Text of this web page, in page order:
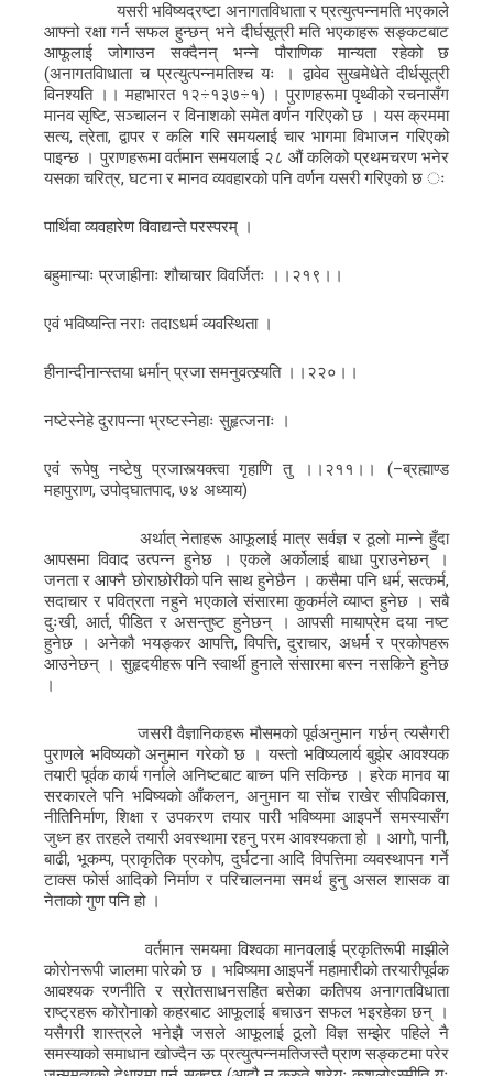
यसरी भविष्यद्रष्टा अनागतविधाता र प्रत्युत्पन्नमति भएकाले
आफ्नो रक्षा गर्न सफल हुन्छन् भने दीर्घसूत्री मति भएकाहरू सङ्कटबाट
आफूलाई जोगाउन सक्दैनन् भन्ने पौराणिक मान्यता रहेको छ
(अनागतविाधाता च प्रत्युत्पन्नमतिश्च यः । द्वावेव सुखमेधेते दीर्धसूत्री
विनश्यति ।। महाभारत १२÷१३७÷१) । पुराणहरूमा पृथ्वीको रचनासँग
मानव सृष्टि, सञ्चालन र विनाशको समेत वर्णन गरिएको छ । यस क्रममा
सत्य, त्रेता, द्वापर र कलि गरि समयलाई चार भागमा विभाजन गरिएको
पाइन्छ । पुराणहरूमा वर्तमान समयलाई २८ औं कलिको प्रथमचरण भनेर
यसका चरित्र, घटना र मानव व्यवहारको पनि वर्णन यसरी गरिएको छ ः
पार्थिवा व्यवहारेण विवाद्यन्ते परस्परम् ।
बहुमान्याः प्रजाहीनाः शौचाचार विवर्जितः ।।२१९।।
एवं भविष्यन्ति नराः तदाऽधर्म व्यवस्थिता ।
हीनान्दीनान्स्तया धर्मान् प्रजा समनुवत्स्र्यति ।।२२०।।
नष्टेस्नेहे दुरापन्ना भ्रष्टस्नेहाः सुहृत्जनाः ।
एवं रूपेषु नष्टेषु प्रजास्त्यक्त्वा गृहाणि तु ।।२११।। (–ब्रह्माण्ड
महापुराण, उपोद्घातपाद, ७४ अध्याय)
अर्थात् नेताहरू आफूलाई मात्र सर्वज्ञ र ठूलो मान्ने हुँदा
आपसमा विवाद उत्पन्न हुनेछ । एकले अर्कोलाई बाधा पुराउनेछन् ।
जनता र आफ्नै छोराछोरीको पनि साथ हुनेछैन । कसैमा पनि धर्म, सत्कर्म,
सदाचार र पवित्रता नहुने भएकाले संसारमा कुकर्मले व्याप्त हुनेछ । सबै
दुःखी, आर्त, पीडित र असन्तुष्ट हुनेछन् । आपसी मायाप्रेम दया नष्ट
हुनेछ । अनेकौ भयङ्कर आपत्ति, विपत्ति, दुराचार, अधर्म र प्रकोपहरू
आउनेछन् । सुहृदयीहरू पनि स्वार्थी हुनाले संसारमा बस्न नसकिने हुनेछ
।
जसरी वैज्ञानिकहरू मौसमको पूर्वअनुमान गर्छन् त्यसैगरी
पुराणले भविष्यको अनुमान गरेको छ । यस्तो भविष्यलार्य बुझेर आवश्यक
तयारी पूर्वक कार्य गर्नाले अनिष्टबाट बाच्न पनि सकिन्छ । हरेक मानव या
सरकारले पनि भविष्यको आँकलन, अनुमान या सोंच राखेर सीपविकास,
नीतिनिर्माण, शिक्षा र उपकरण तयार पारी भविष्यमा आइपर्ने समस्यासँग
जुध्न हर तरहले तयारी अवस्थामा रहनु परम आवश्यकता हो । आगो, पानी,
बाढी, भूकम्प, प्राकृतिक प्रकोप, दुर्घटना आदि विपत्तिमा व्यवस्थापन गर्ने
टाक्स फोर्स आदिको निर्माण र परिचालनमा समर्थ हुनु असल शासक वा
नेताको गुण पनि हो ।
वर्तमान समयमा विश्वका मानवलाई प्रकृतिरूपी माझीले
कोरोनरूपी जालमा पारेको छ । भविष्यमा आइपर्ने महामारीको तरयारीपूर्वक
आवश्यक रणनीति र स्रोतसाधनसहित बसेका कतिपय अनागतविधाता
राष्ट्रहरू कोरोनाको कहरबाट आफूलाई बचाउन सफल भइरहेका छन् ।
यसैगरी शास्त्रले भनेझै जसले आफूलाई ठूलो विज्ञ सम्झेर पहिले नै
समस्याको समाधान खोज्दैन ऊ प्रत्युत्पन्नमतिजस्तै प्राण सङ्कटमा परेर